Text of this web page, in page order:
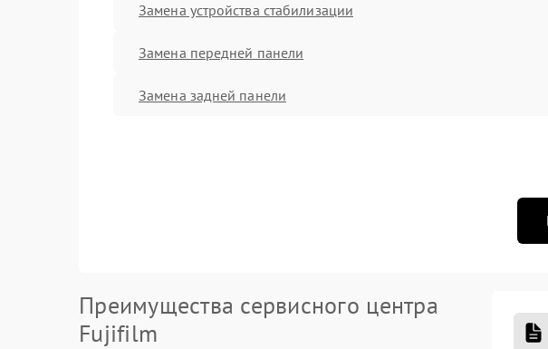
Замена устройства стабилизации
Замена передней панели
Замена задней панели
Преимущества сервисного центра
Fujifilm